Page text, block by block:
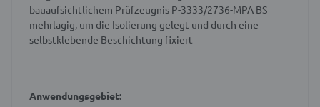
bauaufsichtlichem Prüfzeugnis P-3333/2736-MPA BS
mehrlagig, um die Isolierung gelegt und durch eine
selbstklebende Beschichtung fixiert
Anwendungsgebiet: